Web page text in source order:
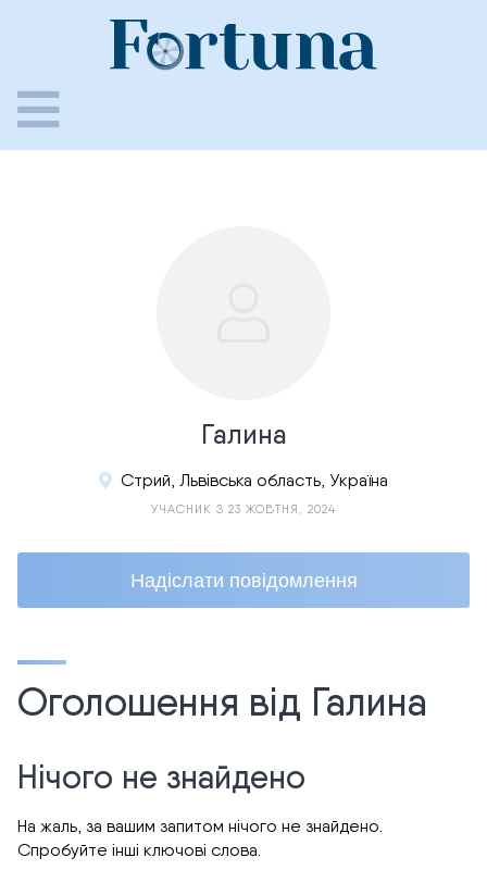
Галина
Стрий, Львівська область, Україна
УЧАСНИК З 23 ЖОВТНЯ, 2024
Надіслати повідомлення
Оголошення від Галина
Нічого не знайдено
На жаль, за вашим запитом нічого не знайдено.
Спробуйте інші ключові слова.